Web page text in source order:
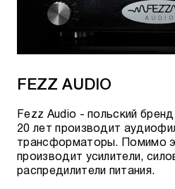
FEZZ AUDIO
Fezz Audio - польский
20 лет производит
трансформаторы. Помимо
производит усилители,
распредилители питания.